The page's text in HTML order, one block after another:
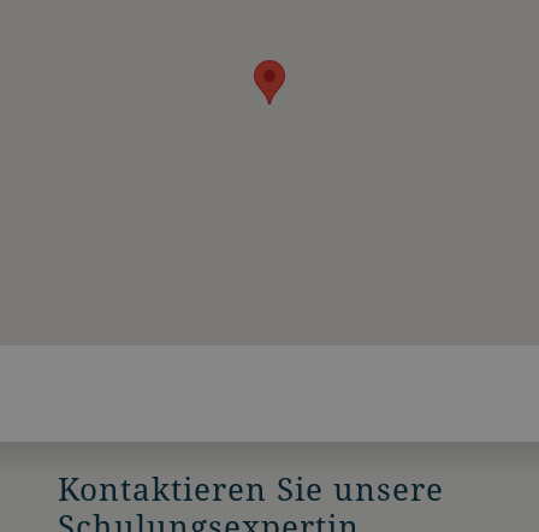
Kontaktieren Sie unsere